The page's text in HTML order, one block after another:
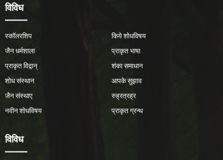
विविध
स्कॉलरशिप
जैन धर्मशाला
प्राकृत विद्वान्
शोध संस्थान
जैन संस्थाए
नवीन शोधविषय
किये शोधविषय
प्राकृत भाषा
शंका समाधान
आपके सुझाव
रुह्रत्रह्र
प्राकृत ग्रन्थ
विविध